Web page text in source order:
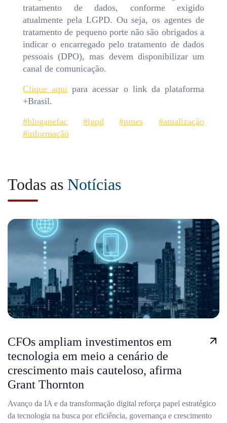
tratamento de dados, conforme exigido
atualmente pela LGPD. Ou seja, os agentes de
tratamento de pequeno porte não são obrigados a
indicar o encarregado pelo tratamento de dados
pessoais (DPO), mas devem disponibilizar um
canal de comunicação.
Clique aqui para acessar o link da plataforma
+Brasil.
#bloganefac
#lgpd #pmes
#atualização
#informação
Todas as Notícias
CFOs ampliam investimentos em
tecnologia em meio a cenário de
crescimento mais cauteloso, afirma
Grant Thornton
Avanço da IA e da transformação digital reforça papel estratégico
da tecnologia na busca por eficiência, governança e crescimento